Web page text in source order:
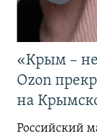
«Крым –
Ozon
на
Российский